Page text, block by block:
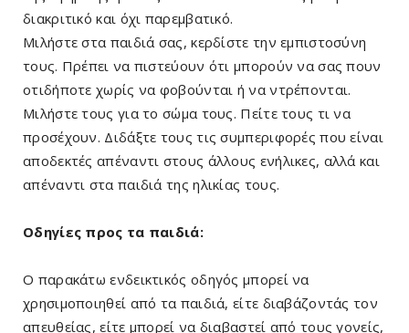
διακριτικό και όχι παρεμβατικό.
Μιλήστε στα παιδιά σας, κερδίστε την εμπιστοσύνη
τους. Πρέπει να πιστεύουν ότι μπορούν να σας πουν
οτιδήποτε χωρίς να φοβούνται ή να ντρέπονται.
Μιλήστε τους για το σώμα τους. Πείτε τους τι να
προσέχουν. Διδάξτε τους τις συμπεριφορές που είναι
αποδεκτές απέναντι στους άλλους ενήλικες, αλλά και
απέναντι στα παιδιά της ηλικίας τους.
Οδηγίες προς τα παιδιά:
Ο παρακάτω ενδεικτικός οδηγός μπορεί να
χρησιμοποιηθεί από τα παιδιά, είτε διαβάζοντάς τον
απευθείας, είτε μπορεί να διαβαστεί από τους γονείς,